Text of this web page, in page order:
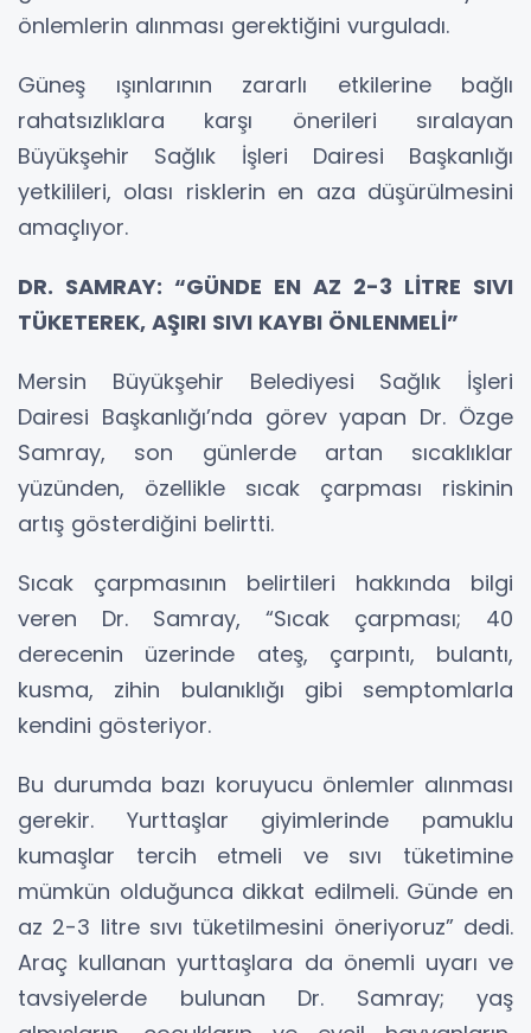
önlemlerin alınması gerektiğini vurguladı.
Güneş ışınlarının zararlı etkilerine bağlı
rahatsızlıklara karşı önerileri sıralayan
Büyükşehir Sağlık İşleri Dairesi Başkanlığı
yetkilileri, olası risklerin en aza düşürülmesini
amaçlıyor.
DR. SAMRAY: “GÜNDE EN AZ 2-3 LİTRE SIVI
TÜKETEREK, AŞIRI SIVI KAYBI ÖNLENMELİ”
Mersin Büyükşehir Belediyesi Sağlık İşleri
Dairesi Başkanlığı’nda görev yapan Dr. Özge
Samray, son günlerde artan sıcaklıklar
yüzünden, özellikle sıcak çarpması riskinin
artış gösterdiğini belirtti.
Sıcak çarpmasının belirtileri hakkında bilgi
veren Dr. Samray, “Sıcak çarpması; 40
derecenin üzerinde ateş, çarpıntı, bulantı,
kusma, zihin bulanıklığı gibi semptomlarla
kendini gösteriyor.
Bu durumda bazı koruyucu önlemler alınması
gerekir. Yurttaşlar giyimlerinde pamuklu
kumaşlar tercih etmeli ve sıvı tüketimine
mümkün olduğunca dikkat edilmeli. Günde en
az 2-3 litre sıvı tüketilmesini öneriyoruz” dedi.
Araç kullanan yurttaşlara da önemli uyarı ve
tavsiyelerde bulunan Dr. Samray; yaş